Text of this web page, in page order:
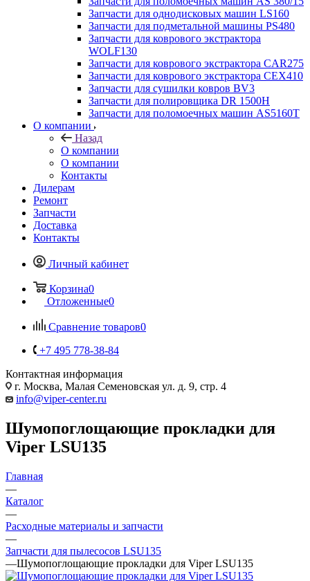
Запчасти для однодисковых машин LS160
Запчасти для подметальной машины PS480
Запчасти для коврового экстрактора
WOLF130
Запчасти для коврового экстрактора CAR275
Запчасти для коврового экстрактора CEX410
Запчасти для сушилки ковров BV3
Запчасти для полировщика DR 1500H
Запчасти для поломоечных машин AS5160T
О компании
Назад
О компании
О компании
Контакты
Дилерам
Ремонт
Запчасти
Доставка
Контакты
Личный кабинет
Корзина0
Отложенные0
Сравнение товаров0
+7 495 778-38-84
Контактная информация
г. Москва, Малая Семеновская ул. д. 9, стр. 4
info@viper-center.ru
Шумопоглощающие прокладки для
Viper LSU135
Главная
—
Каталог
—
Расходные материалы и запчасти
—
Запчасти для пылесосов LSU135
—Шумопоглощающие прокладки для Viper LSU135